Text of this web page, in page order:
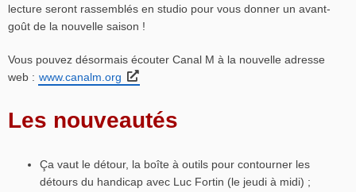
lecture seront rassemblés en studio pour vous donner un avant-
goût de la nouvelle saison !
Vous pouvez désormais écouter Canal M à la nouvelle adresse
web : www.canalm.org
Les nouveautés
Ça vaut le détour, la boîte à outils pour contourner les
détours du handicap avec Luc Fortin (le jeudi à midi) ;